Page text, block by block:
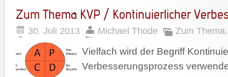
Zum Thema KVP / Kontinuierlicher
30. Juli 2013 Michael Thode Zum
Vielfach wird der Begriff
Verbesserungsprozess